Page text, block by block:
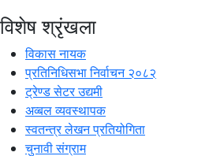
विशेष श्रृंखला
विकास नायक
प्रतिनिधिसभा निर्वाचन २०८२
ट्रेण्ड सेटर उद्यमी
अव्बल व्यवस्थापक
स्वतन्त्र लेखन प्रतियोगिता
चुनावी संग्राम